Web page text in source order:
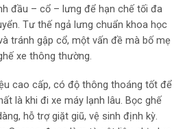
đầu – cổ – lưng để hạn chế tối đa
Tư thế ngả lưng chuẩn khoa học
tránh gập cổ, một vấn đề mà bố mẹ
xe thông thường.
cao cấp, có độ thông thoáng tốt để
là khi đi xe máy lạnh lâu. Bọc ghế
hỗ trợ giặt giũ, vệ sinh định kỳ.